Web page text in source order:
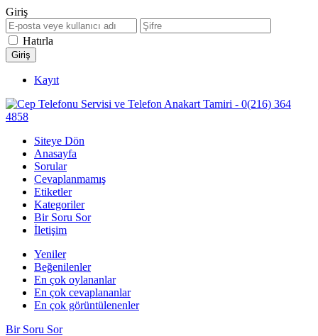
Giriş
Hatırla
Kayıt
Siteye Dön
Anasayfa
Sorular
Cevaplanmamış
Etiketler
Kategoriler
Bir Soru Sor
İletişim
Yeniler
Beğenilenler
En çok oylananlar
En çok cevaplananlar
En çok görüntülenenler
Bir Soru Sor